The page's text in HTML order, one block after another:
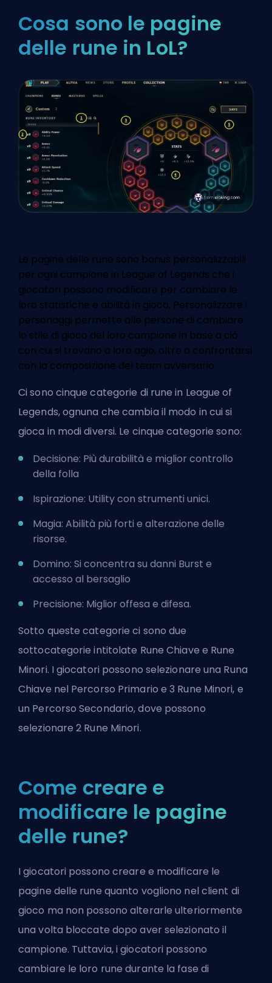
Cosa sono le pagine
delle rune in LoL?
Le pagine delle rune sono bonus personalizzabili
per ogni campione in League of Legends che i
giocatori possono modificare per cambiare le
loro statistiche e abilità in gioco. Personalizzare i
personaggi permette alle persone di cambiare
lo stile di gioco del loro campione in base a ciò
con cui si trovano a loro agio, oltre a confrontarsi
con la composizione del team avversario.
Ci sono cinque categorie di rune in League of
Legends, ognuna che cambia il modo in cui si
gioca in modi diversi. Le cinque categorie sono:
Decisione: Più durabilità e miglior controllo
della folla
Ispirazione: Utility con strumenti unici.
Magia: Abilità più forti e alterazione delle
risorse.
Domino: Si concentra su danni Burst e
accesso al bersaglio
Precisione: Miglior offesa e difesa.
Sotto queste categorie ci sono due
sottocategorie intitolate Rune Chiave e Rune
Minori. I giocatori possono selezionare una Runa
Chiave nel Percorso Primario e 3 Rune Minori, e
un Percorso Secondario, dove possono
selezionare 2 Rune Minori.
Come creare e
modificare le pagine
delle rune?
I giocatori possono creare e modificare le
pagine delle rune quanto vogliono nel client di
gioco ma non possono alterarle ulteriormente
una volta bloccate dopo aver selezionato il
campione. Tuttavia, i giocatori possono
cambiare le loro rune durante la fase di